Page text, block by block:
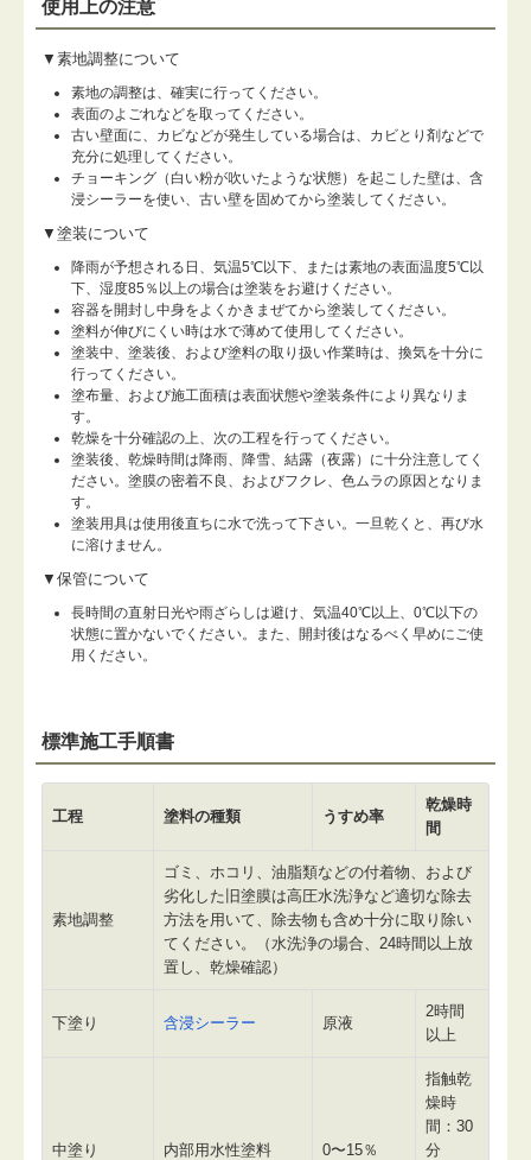
使用上の注意
▼素地調整について
素地の調整は、確実に行ってください。
表面のよごれなどを取ってください。
古い壁面に、カビなどが発生している場合は、カビとり剤などで
充分に処理してください。
チョーキング（白い粉が吹いたような状態）を起こした壁は、含
浸シーラーを使い、古い壁を固めてから塗装してください。
▼塗装について
降雨が予想される日、気温5℃以下、または素地の表面温度5℃以
下、湿度85％以上の場合は塗装をお避けください。
容器を開封し中身をよくかきまぜてから塗装してください。
塗料が伸びにくい時は水で薄めて使用してください。
塗装中、塗装後、および塗料の取り扱い作業時は、換気を十分に
行ってください。
塗布量、および施工面積は表面状態や塗装条件により異なりま
す。
乾燥を十分確認の上、次の工程を行ってください。
塗装後、乾燥時間は降雨、降雪、結露（夜露）に十分注意してく
ださい。塗膜の密着不良、およびフクレ、色ムラの原因となりま
す。
塗装用具は使用後直ちに水で洗って下さい。一旦乾くと、再び水
に溶けません。
▼保管について
長時間の直射日光や雨ざらしは避け、気温40℃以上、0℃以下の
状態に置かないでください。また、開封後はなるべく早めにご使
用ください。
標準施工手順書
工程 塗料の種類 うすめ率
乾燥時
間
素地調整
ゴミ、ホコリ、油脂類などの付着物、および
劣化した旧塗膜は高圧水洗浄など適切な除去
方法を用いて、除去物も含め十分に取り除い
てください。（水洗浄の場合、24時間以上放
置し、乾燥確認）
下塗り 含浸シーラー 原液
2時間
以上
中塗り 内部用水性塗料 0〜15％
指触乾
燥時
間：30
分